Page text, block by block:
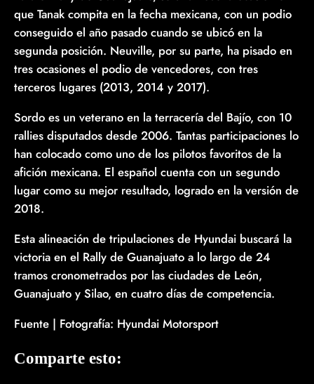
que Tanak compita en la fecha mexicana, con un podio
conseguido el año pasado cuando se ubicó en la
segunda posición. Neuville, por su parte, ha pisado en
tres ocasiones el podio de vencedores, con tres
terceros lugares (2013, 2014 y 2017).
Sordo es un veterano en la terracería del Bajío, con 10
rallies disputados desde 2006. Tantas participaciones lo
han colocado como uno de los pilotos favoritos de la
afición mexicana. El español cuenta con un segundo
lugar como su mejor resultado, logrado en la versión de
2018.
Esta alineación de tripulaciones de Hyundai buscará la
victoria en el Rally de Guanajuato a lo largo de 24
tramos cronometrados por las ciudades de León,
Guanajuato y Silao, en cuatro días de competencia.
Fuente | Fotografía: Hyundai Motorsport
Comparte esto: